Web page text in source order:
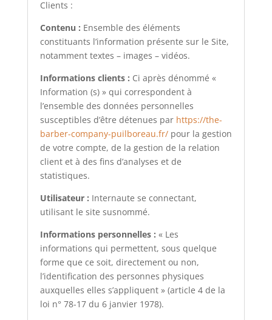
Clients :
Contenu : Ensemble des éléments
constituants l’information présente sur le Site,
notamment textes – images – vidéos.
Informations clients : Ci après dénommé «
Information (s) » qui correspondent à
l’ensemble des données personnelles
susceptibles d’être détenues par https://the-
barber-company-puilboreau.fr/pour la gestion
de votre compte, de la gestion de la relation
client et à des fins d’analyses et de
statistiques.
Utilisateur : Internaute se connectant,
utilisant le site susnommé.
Informations personnelles : « Les
informations qui permettent, sous quelque
forme que ce soit, directement ou non,
l’identification des personnes physiques
auxquelles elles s’appliquent » (article 4 de la
loi n° 78-17 du 6 janvier 1978).